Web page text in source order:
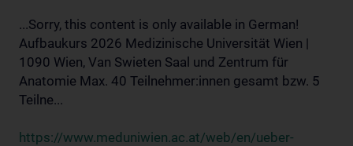
...Sorry, this content is only available in German!
Aufbaukurs 2026 Medizinische Universität Wien |
1090 Wien, Van Swieten Saal und Zentrum für
Anatomie Max. 40 Teilnehmer:innen gesamt bzw. 5
Teilne...
https://www.meduniwien.ac.at/web/en/ueber-